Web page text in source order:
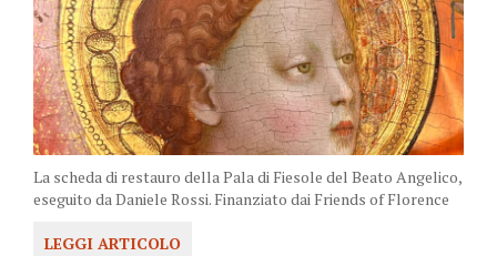
La scheda di restauro della Pala di Fiesole del Beato Angelico,
eseguito da Daniele Rossi. Finanziato dai Friends of Florence
LEGGI ARTICOLO